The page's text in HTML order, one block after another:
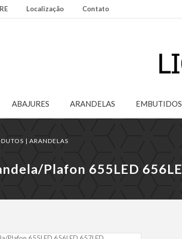
Localização Contato
ABAJURES ARANDELAS EMBUTIDOS
| ARANDELAS
Plafon 655LED